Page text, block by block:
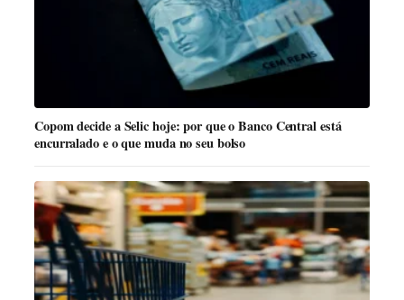
Copom decide a Selic hoje: por que o Banco Central está
encurralado e o que muda no seu bolso